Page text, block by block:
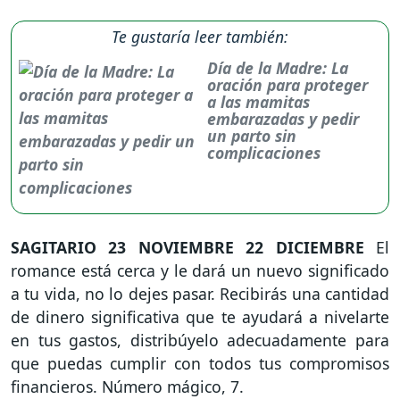
Te gustaría leer también:
Día de la Madre: La
oración para proteger
a las mamitas
embarazadas y pedir
un parto sin
complicaciones
SAGITARIO 23 NOVIEMBRE 22 DICIEMBRE El
romance está cerca y le dará un nuevo significado
a tu vida, no lo dejes pasar. Recibirás una cantidad
de dinero significativa que te ayudará a nivelarte
en tus gastos, distribúyelo adecuadamente para
que puedas cumplir con todos tus compromisos
financieros. Número mágico, 7.